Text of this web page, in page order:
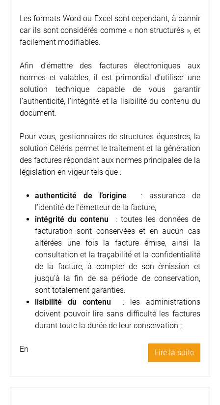
Les formats Word ou Excel sont cependant, à bannir
car ils sont considérés comme « non structurés », et
facilement modifiables.
Afin d’émettre des factures électroniques aux
normes et valables, il est primordial d’utiliser une
solution technique capable de vous garantir
l’authenticité, l’intégrité et la lisibilité du contenu du
document.
Pour vous, gestionnaires de structures équestres, la
solution Céléris permet le traitement et la génération
des factures répondant aux normes principales de la
législation en vigeur tels que :
authenticité de l’origine
: assurance de
l’identité de l’émetteur de la facture,
intégrité du contenu
: toutes les données de
facturation sont conservées et en aucun cas
altérées une fois la facture émise, ainsi la
consultation et la traçabilité et la confidentialité
de la facture, à compter de son émission et
jusqu’à la fin de sa période de conservation,
sont totalement garanties.
lisibilité du contenu
: les administrations
doivent pouvoir lire sans difficulté les factures
durant toute la durée de leur conservation ;
En Lire la suite